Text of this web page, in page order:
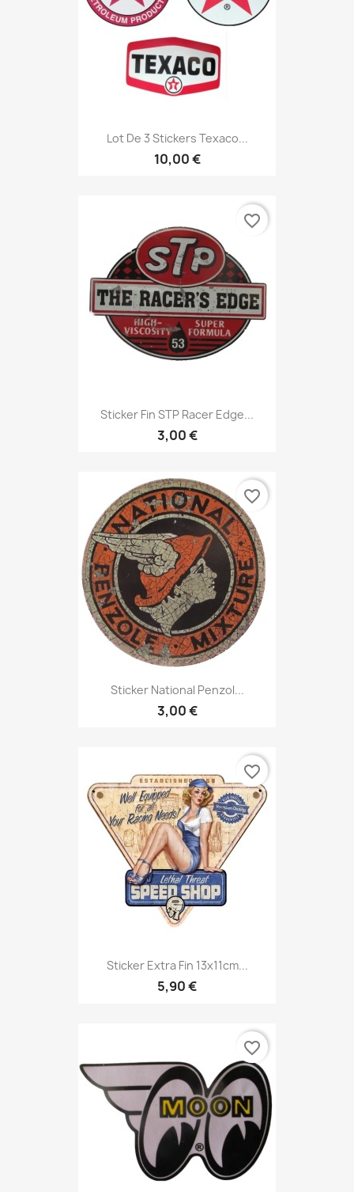
Lot De 3 Stickers Texaco...
10,00 €
Sticker Fin STP Racer Edge...
3,00 €
favorite_border
Sticker National Penzol...
3,00 €
favorite_border
Sticker Extra Fin 13x11cm...
5,90 €
favorite_border
favorite_border